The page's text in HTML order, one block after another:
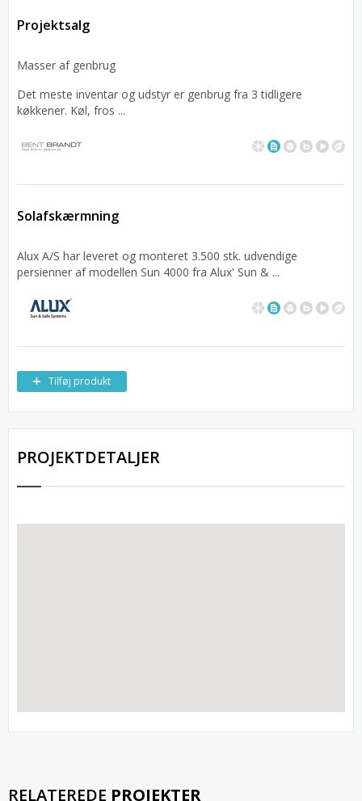
Projektsalg
Masser af genbrug
Det meste inventar og udstyr er genbrug fra 3 tidligere
køkkener. Køl, fros ...
Solafskærmning
Alux A/S har leveret og monteret 3.500 stk. udvendige
persienner af modellen Sun 4000 fra Alux' Sun & ...
Tilføj produkt
PROJEKTDETALJER
RELATEREDE PROJEKTER